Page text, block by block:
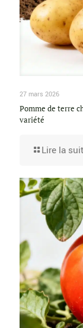
27 mars 2026
Pomme de terre
variété
Lire la